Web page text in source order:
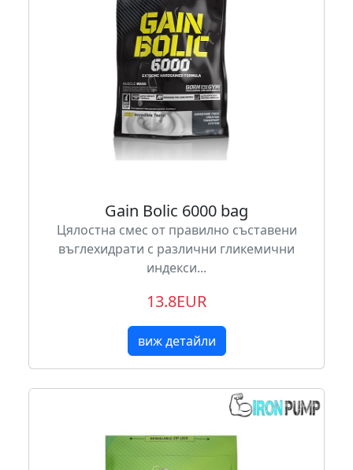
Gain Bolic 6000 bag
Цялостна смес от правилно съставени
въглехидрати с различни гликемични
индекси...
13.8EUR
виж детайли